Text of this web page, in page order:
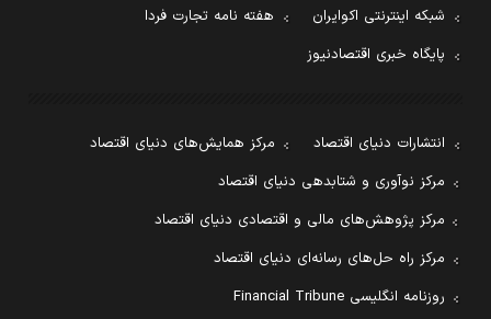
شبکه اینترنتی اکوایران
هفته نامه تجارت فردا
پایگاه خبری اقتصادنیوز
انتشارات دنیای اقتصاد
مرکز همایش‌های دنیای اقتصاد
مرکز نوآوری و شتابدهی دنیای اقتصاد
مرکز پژوهش‌های مالی و اقتصادی دنیای اقتصاد
مرکز راه حل‌های رسانه‌ای دنیای اقتصاد
روزنامه انگلیسی Financial Tribune